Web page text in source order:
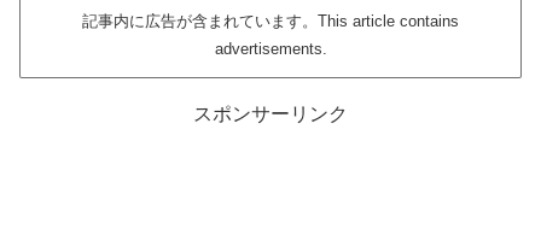
記事内に広告が含まれています。This article contains
advertisements.
スポンサーリンク